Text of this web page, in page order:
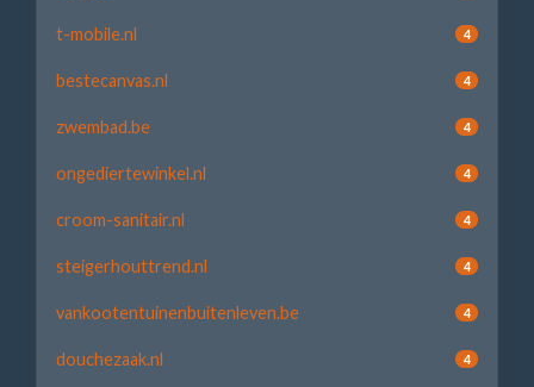
t-mobile.nl 4
bestecanvas.nl 4
zwembad.be 4
ongediertewinkel.nl 4
croom-sanitair.nl 4
steigerhouttrend.nl 4
vankootentuinenbuitenleven.be 4
douchezaak.nl 4